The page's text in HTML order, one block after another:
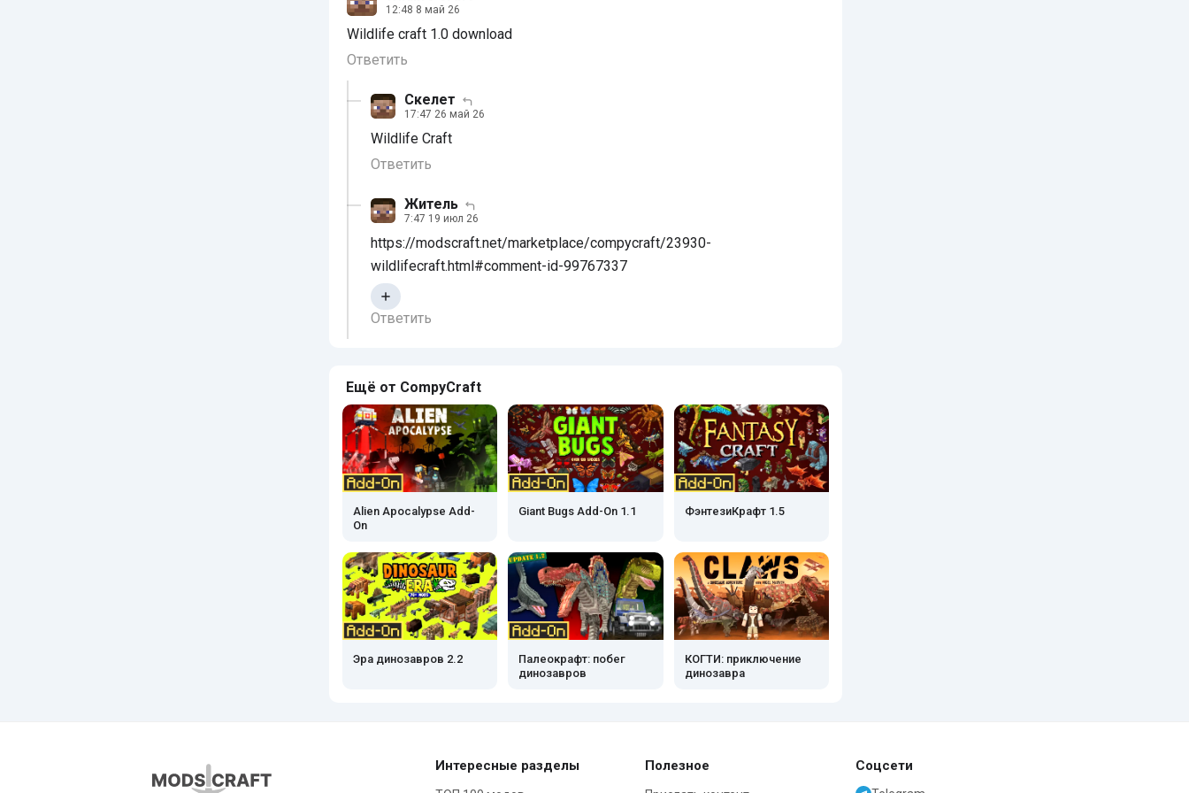
12:48 8 май 26
Wildlife craft 1.0 download
Ответить
Скелет
17:47 26 май 26
Wildlife Craft
Ответить
Житель
7:47 19 июл 26
https://modscraft.net/marketplace/compycraft/23930-
wildlifecraft.html#comment-id-99767337
Ответить
Ещё от CompyCraft
Alien Apocalypse Add-
On
Giant Bugs Add-On 1.1 ФэнтезиКрафт 1.5
Эра динозавров 2.2
Палеокрафт: побег
динозавров
КОГТИ: приключение
динозавра
Интересные разделы Полезное Соцсети